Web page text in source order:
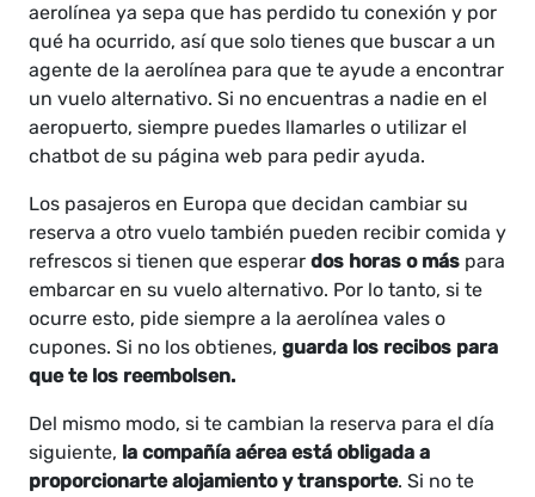
aerolínea ya sepa que has perdido tu conexión y por
qué ha ocurrido, así que solo tienes que buscar a un
agente de la aerolínea para que te ayude a encontrar
un vuelo alternativo. Si no encuentras a nadie en el
aeropuerto, siempre puedes llamarles o utilizar el
chatbot de su página web para pedir ayuda.
Los pasajeros en Europa que decidan cambiar su
reserva a otro vuelo también pueden recibir comida y
refrescos si tienen que esperar dos horas o más para
embarcar en su vuelo alternativo. Por lo tanto, si te
ocurre esto, pide siempre a la aerolínea vales o
cupones. Si no los obtienes, guarda los recibos para
que te los reembolsen.
Del mismo modo, si te cambian la reserva para el día
siguiente, la compañía aérea está obligada a
proporcionarte alojamiento y transporte. Si no te